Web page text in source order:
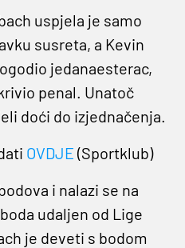
uspjela je samo
susreta, a Kevin
jedanaesterac,
penal. Unatoč
doći do izjednačenja.​
OVDJE (Sportklub)
i nalazi se na
udaljen od Lige
je deveti s bodom